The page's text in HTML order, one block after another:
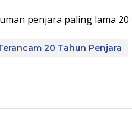
penjara paling lama
20 Tahun Penjara